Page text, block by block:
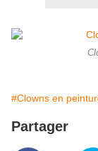
#Clowns en
Partager